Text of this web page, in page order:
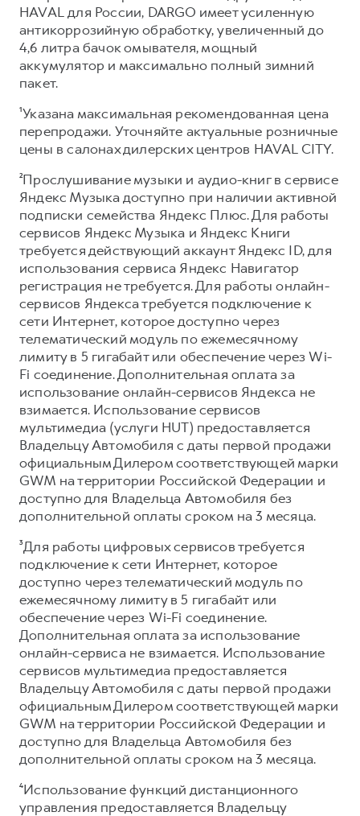
HAVAL для России, DARGO имеет усиленную
антикоррозийную обработку, увеличенный до
4,6 литра бачок омывателя, мощный
аккумулятор и максимально полный зимний
пакет.
¹Указана максимальная рекомендованная цена
перепродажи. Уточняйте актуальные розничные
цены в салонах дилерских центров HAVAL CITY.
²Прослушивание музыки и аудио-книг в сервисе
Яндекс Музыка доступно при наличии активной
подписки семейства Яндекс Плюс. Для работы
сервисов Яндекс Музыка и Яндекс Книги
требуется действующий аккаунт Яндекс ID, для
использования сервиса Яндекс Навигатор
регистрация не требуется. Для работы онлайн-
сервисов Яндекса требуется подключение к
сети Интернет, которое доступно через
телематический модуль по ежемесячному
лимиту в 5 гигабайт или обеспечение через Wi-
Fi соединение. Дополнительная оплата за
использование онлайн-сервисов Яндекса не
взимается. Использование сервисов
мультимедиа (услуги HUT) предоставляется
Владельцу Автомобиля с даты первой продажи
официальным Дилером соответствующей марки
GWM на территории Российской Федерации и
доступно для Владельца Автомобиля без
дополнительной оплаты сроком на 3 месяца.
³Для работы цифровых сервисов требуется
подключение к сети Интернет, которое
доступно через телематический модуль по
ежемесячному лимиту в 5 гигабайт или
обеспечение через Wi-Fi соединение.
Дополнительная оплата за использование
онлайн-сервиса не взимается. Использование
сервисов мультимедиа предоставляется
Владельцу Автомобиля с даты первой продажи
официальным Дилером соответствующей марки
GWM на территории Российской Федерации и
доступно для Владельца Автомобиля без
дополнительной оплаты сроком на 3 месяца.
⁴Использование функций дистанционного
управления предоставляется Владельцу